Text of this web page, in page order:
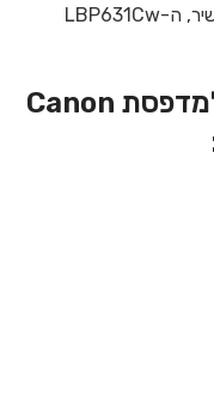
מהירות או להדפסה מאובטחת מכל מכשיר, ה-LBP631Cw
סוגי טונר ותוף מתאימים למדפסת Canon